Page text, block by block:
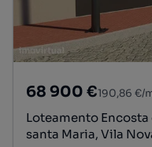
68 900 €190,86 €/
Loteamento
santa Maria, Vila